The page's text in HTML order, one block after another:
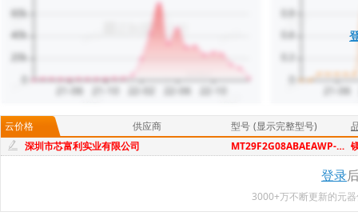
云价格 供应商 型号 (显示完整型号)
深圳市芯富利实业有限公司
MT29F2G08ABAEAWP-IT:E
登录
3000+万不断更新的元